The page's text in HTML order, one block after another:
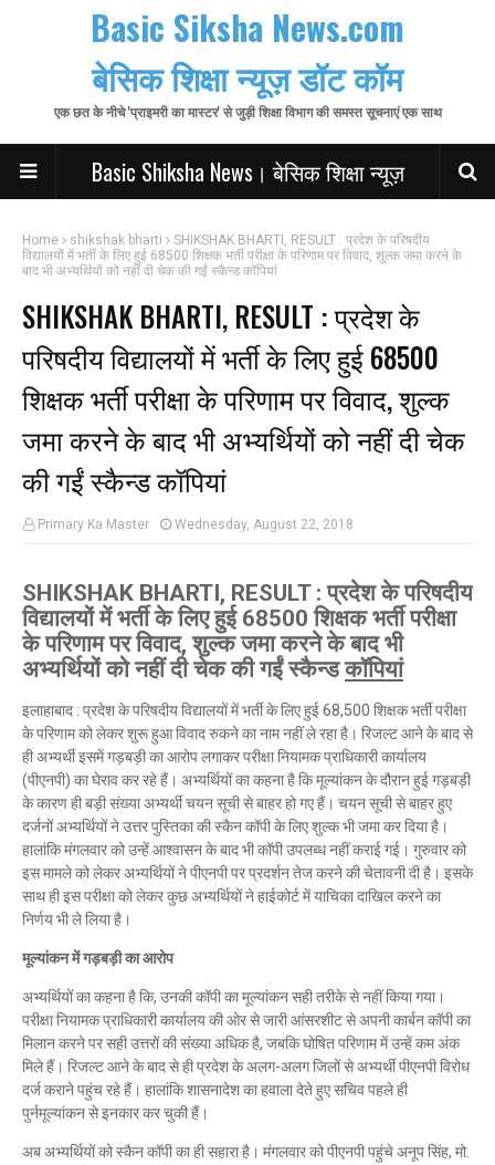
Basic Siksha News.com
बेसिक शिक्षा न्यूज़ डॉट कॉम
एक छत के नीचे 'प्राइमरी का मास्टर' से जुड़ी शिक्षा विभाग की समस्त सूचनाएं एक साथ
Basic Shiksha News। बेसिक शिक्षा न्यूज़
Home shikshak bharti
SHIKSHAK BHARTI, RESULT : प्रदेश के परिषदीय
विद्यालयों में भर्ती के लिए हुई 68500 शिक्षक भर्ती परीक्षा के परिणाम पर विवाद, शुल्क जमा करने के
बाद भी अभ्यर्थियों को नहीं दी चेक की गईं स्कैन्ड कॉपियां
SHIKSHAK BHARTI, RESULT : प्रदेश के
परिषदीय विद्यालयों में भर्ती के लिए हुई 68500
शिक्षक भर्ती परीक्षा के परिणाम पर विवाद, शुल्क
जमा करने के बाद भी अभ्यर्थियों को नहीं दी चेक
की गईं स्कैन्ड कॉपियां
Primary Ka Master Wednesday, August 22, 2018
SHIKSHAK BHARTI, RESULT : प्रदेश के परिषदीय
विद्यालयों में भर्ती के लिए हुई 68500 शिक्षक भर्ती परीक्षा
के परिणाम पर विवाद, शुल्क जमा करने के बाद भी
अभ्यर्थियों को नहीं दी चेक की गईं स्कैन्डकॉपियां
इलाहाबाद : प्रदेश के परिषदीय विद्यालयों में भर्ती के लिए हुई 68,500 शिक्षक भर्ती परीक्षा
के परिणाम को लेकर शुरू हुआ विवाद रुकने का नाम नहीं ले रहा है। रिजल्ट आने के बाद से
ही अभ्यर्थी इसमें गड़बड़ी का आरोप लगाकर परीक्षा नियामक प्राधिकारी कार्यालय
(पीएनपी) का घेराव कर रहे हैं। अभ्यर्थियों का कहना है कि मूल्यांकन के दौरान हुई गड़बड़ी
के कारण ही बड़ी संख्या अभ्यर्थी चयन सूची से बाहर हो गए हैं। चयन सूची से बाहर हुए
दर्जनों अभ्यर्थियों ने उत्तर पुस्तिका की स्कैन कॉपी के लिए शुल्क भी जमा कर दिया है।
हालांकि मंगलवार को उन्हें आश्वासन के बाद भी कॉपी उपलब्ध नहीं कराई गई। गुरुवार को
इस मामले को लेकर अभ्यर्थियों ने पीएनपी पर प्रदर्शन तेज करने की चेतावनी दी है। इसके
साथ ही इस परीक्षा को लेकर कुछ अभ्यर्थियों ने हाईकोर्ट में याचिका दाखिल करने का
निर्णय भी ले लिया है।
मूल्यांकन में गड़बड़ी का आरोप
अभ्यर्थियों का कहना है कि, उनकी कॉपी का मूल्यांकन सही तरीके से नहीं किया गया।
परीक्षा नियामक प्राधिकारी कार्यालय की ओर से जारी आंसरशीट से अपनी कार्बन कॉपी का
मिलान करने पर सही उत्तरों की संख्या अधिक है, जबकि घोषित परिणाम में उन्हें कम अंक
मिले हैं। रिजल्ट आने के बाद से ही प्रदेश के अलग-अलग जिलों से अभ्यर्थी पीएनपी विरोध
दर्ज कराने पहुंच रहे हैं। हालांकि शासनादेश का हवाला देते हुए सचिव पहले ही
पुर्नमूल्यांकन से इनकार कर चुकी हैं।
अब अभ्यर्थियों को स्कैन कॉपी का ही सहारा है। मंगलवार को पीएनपी पहुंचे अनूप सिंह, मो.